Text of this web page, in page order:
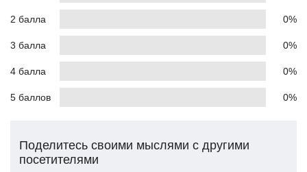
2 балла 0%
3 балла 0%
4 балла 0%
5 баллов 0%
Поделитесь своими мыслями с другими
посетителями